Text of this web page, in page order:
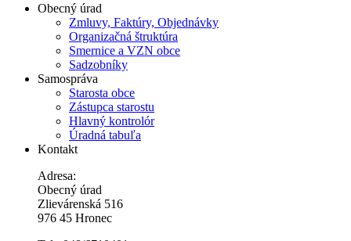
Obecný úrad
Zmluvy, Faktúry, Objednávky
Organizačná štruktúra
Smernice a VZN obce
Sadzobníky
Samospráva
Starosta obce
Zástupca starostu
Hlavný kontrolór
Úradná tabuľa
Kontakt
Adresa:
Obecný úrad
Zlievárenská 516
976 45 Hronec